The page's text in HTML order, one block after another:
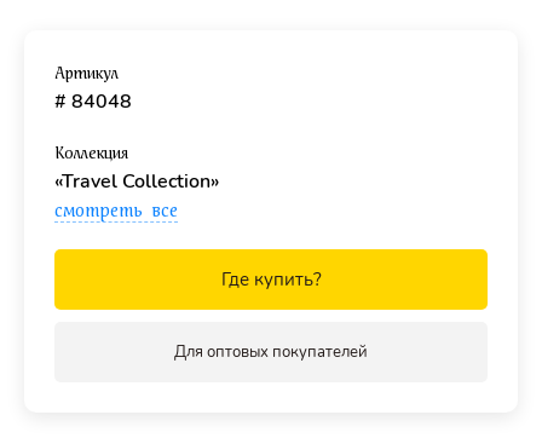
пазлов, чтобы скрепить детали мозаики между собой и
получить цельную картинку.
Также с этим пазлом покупают
комфортной сборки.
Артикул
# 84048
Коллекция
«Travel Collection»
смотреть все
Где купить?
Для оптовых покупателей